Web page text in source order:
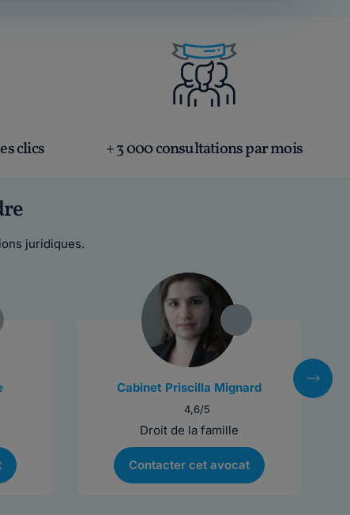
clics + 3 000 consultations par mois
juridiques.
Cabinet Priscilla Mignard
4,6/5
Droit de la famille
Contacter cet avocat